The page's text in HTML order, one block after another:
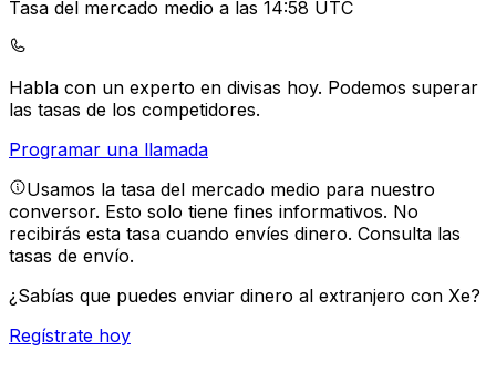
Tasa del mercado medio a las 14:58 UTC
Habla con un experto en divisas hoy. Podemos superar
las tasas de los competidores.
Programar una llamada
Usamos la tasa del mercado medio para nuestro
conversor. Esto solo tiene fines informativos. No
recibirás esta tasa cuando envíes dinero. Consulta las
tasas de envío.
¿Sabías que puedes enviar dinero al extranjero con Xe?
Regístrate hoy